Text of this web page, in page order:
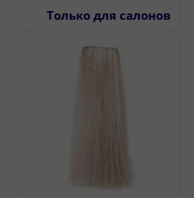
Только для салонов